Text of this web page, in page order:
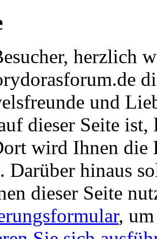
herzlich
und
dieser Seite
wird Ihnen die
Darüber hinaus
dieser Seite
,